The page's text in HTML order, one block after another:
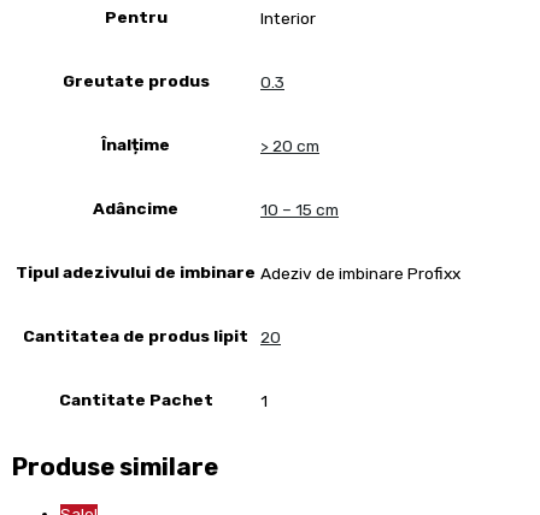
Pentru Interior
Greutate produs 0.3
Înalțime > 20 cm
Adâncime 10 – 15 cm
Tipul adezivului de imbinare Adeziv de imbinare Profixx
Cantitatea de produs lipit 20
Cantitate Pachet 1
Produse similare